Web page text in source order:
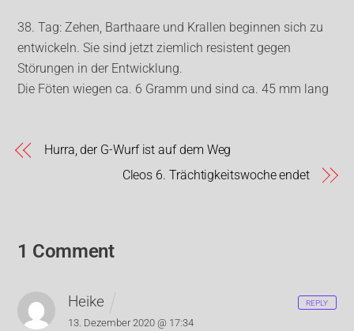
38. Tag: Zehen, Barthaare und Krallen beginnen sich zu
entwickeln. Sie sind jetzt ziemlich resistent gegen
Störungen in der Entwicklung.
Die Föten wiegen ca. 6 Gramm und sind ca. 45 mm lang
Hurra, der G-Wurf ist auf dem Weg
Cleos 6. Trächtigkeitswoche endet
1 Comment
Heike
13. Dezember 2020 @ 17:34
REPLY